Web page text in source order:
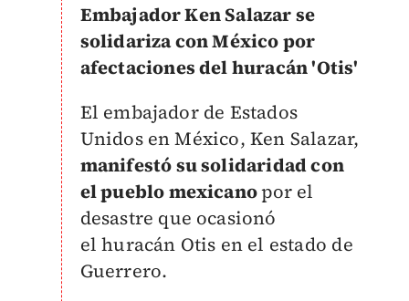
Embajador Ken Salazar se
solidariza con México por
afectaciones del huracán 'Otis'
El embajador de Estados
Unidos en México, Ken Salazar,
manifestó su solidaridad con
el pueblo mexicanopor el
desastre que ocasionó
el huracán Otis en el estado de
Guerrero.